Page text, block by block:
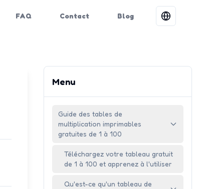
FAQ Contact Blog
Menu
Guide des tables de
multiplication imprimables
gratuites de 1 à 100
Téléchargez votre tableau gratuit
de 1 à 100 et apprenez à l'utiliser
Qu'est-ce qu'un tableau de